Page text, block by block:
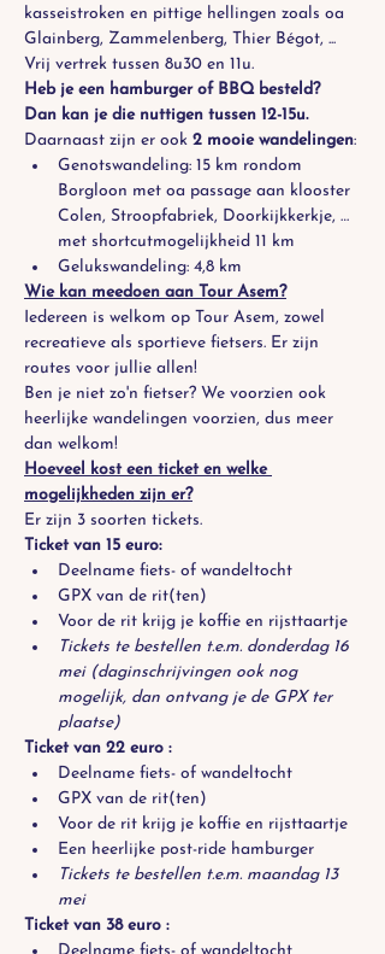
kasseistroken en pittige hellingen zoals oa
Glainberg, Zammelenberg, Thier Bégot, ...
Vrij vertrek tussen 8u30 en 11u.
Heb je een hamburger of BBQ besteld?
Dan kan je die nuttigen tussen 12-15u.
Daarnaast zijn er ook 2 mooie wandelingen:
Genotswandeling: 15 km rondom
Borgloon met oa passage aan klooster
Colen, Stroopfabriek, Doorkijkkerkje, …
met shortcutmogelijkheid 11 km
Gelukswandeling: 4,8 km
Wie kan meedoen aan Tour Asem?
Iedereen is welkom op Tour Asem, zowel
recreatieve als sportieve fietsers. Er zijn
routes voor jullie allen!
Ben je niet zo'n fietser? We voorzien ook
heerlijke wandelingen voorzien, dus meer
dan welkom!
Hoeveel kost een ticket en welke
mogelijkheden zijn er?
Er zijn 3 soorten tickets.
Ticket van 15 euro:
Deelname fiets- of wandeltocht
GPX van de rit(ten)
Voor de rit krijg je koffie en rijsttaartje
Tickets te bestellen t.e.m. donderdag 16
mei (daginschrijvingen ook nog
mogelijk, dan ontvang je de GPX ter
plaatse)
Ticket van 22 euro :
Deelname fiets- of wandeltocht
GPX van de rit(ten)
Voor de rit krijg je koffie en rijsttaartje
Een heerlijke post-ride hamburger
Tickets te bestellen t.e.m. maandag 13
mei
Ticket van 38 euro :